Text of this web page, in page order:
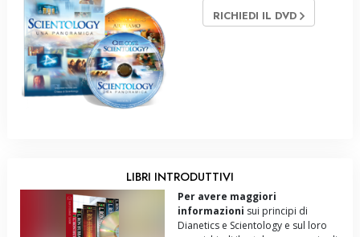
RICHIEDI IL DVD
LIBRI INTRODUTTIVI
Per avere maggiori
informazioni sui principi di
Dianetics e Scientology e sul loro